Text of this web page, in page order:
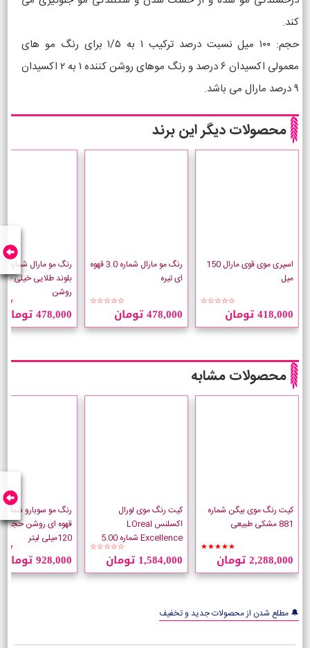
کند.
حجم: ۱۰۰ میل نسبت درصد ترکیب ۱ به ۱/۵ برای رنگ مو های
معمولی اکسیدان ۶ درصد و رنگ موهای روشن کننده ۱ به ۲ اکسیدان
۹ درصد مارال می باشد.
محصولات دیگر این برند
اسپری موی قوی مارال 150
میل
☆☆☆☆☆
418,000 تومان
رنگ مو مارال شماره 3.0 قهوه
ای تیره
☆☆☆☆☆
478,000 تومان
بلوند طلایی خیلی
روشن
478,000 تومان
محصولات مشابه
کیت رنگ موی بیگن شماره
881 مشکی طبیعی
★★★★★
2,288,000 تومان
کیت رنگ موی لورال
اکسلنس LOreal
Excellence شماره 5.00
قهوه ای طبیعی روشن☆☆☆☆☆
1,584,000 تومان
قهوه ای روشن حجم
120میلی لیتر
928,000 تومان
🔔 مطلع شدن از محصولات جدید و تخفیف